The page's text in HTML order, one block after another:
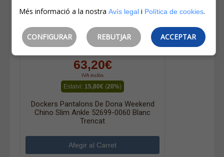
63,20€
IVA inclòs
Estalvi: 15,80€ (20%)
Dockers Pantalons De Dona Weekend
Chino Slim Ankle 52699-0060 Blanc
Trencat
Més informació a la nostra Avís legali Política de cookies.
CONFIGURAR REBUTJAR ACCEPTAR